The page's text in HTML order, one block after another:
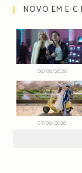
NOVO EM
06/08/2026
07/08/2026